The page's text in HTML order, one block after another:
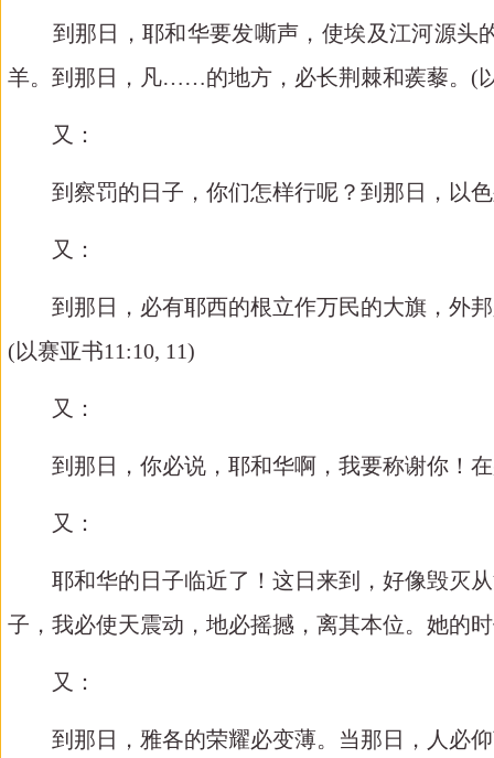
到那日，耶和华要发嘶声，使埃及江河源头
羊。到那日，凡……的地方，必长荆棘和蒺藜。 (
又：
到察罚的日子，你们怎样行呢？到那日，以色
又：
到那日，必有耶西的根立作万民的大旗，外邦
(以赛亚书11:10, 11)
又：
到那日，你必说，耶和华啊，我要称谢你！在
又：
耶和华的日子临近了！这日来到，好像毁灭从
子，我必使天震动，地必摇撼，离其本位。她的
又：
到那日，雅各的荣耀必变薄。当那日，人必仰